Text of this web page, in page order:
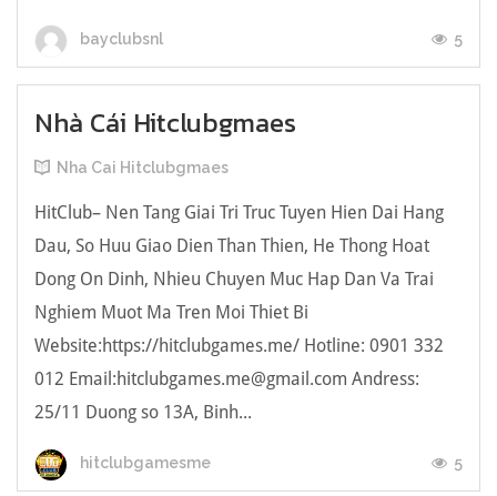
bayclubsnl 5
Nhà Cái Hitclubgmaes
Nha Cai Hitclubgmaes
HitClub– Nen Tang Giai Tri Truc Tuyen Hien Dai Hang
Dau, So Huu Giao Dien Than Thien, He Thong Hoat
Dong On Dinh, Nhieu Chuyen Muc Hap Dan Va Trai
Nghiem Muot Ma Tren Moi Thiet Bi
Website:https://hitclubgames.me/ Hotline: 0901 332
012 Email:hitclubgames.me@gmail.com Andress:
25/11 Duong so 13A, Binh...
hitclubgamesme 5